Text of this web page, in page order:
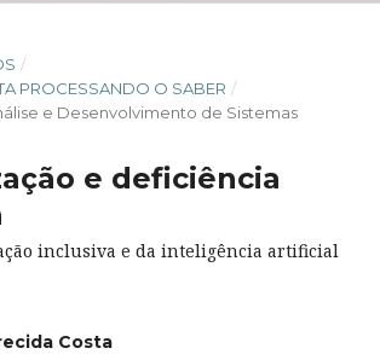
/
PROCESSANDO O SABER /
e Desenvolvimento de Sistemas
e deficiência
inclusiva e da inteligência artificial
Costa